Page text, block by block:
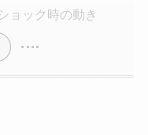
ョック時の動き